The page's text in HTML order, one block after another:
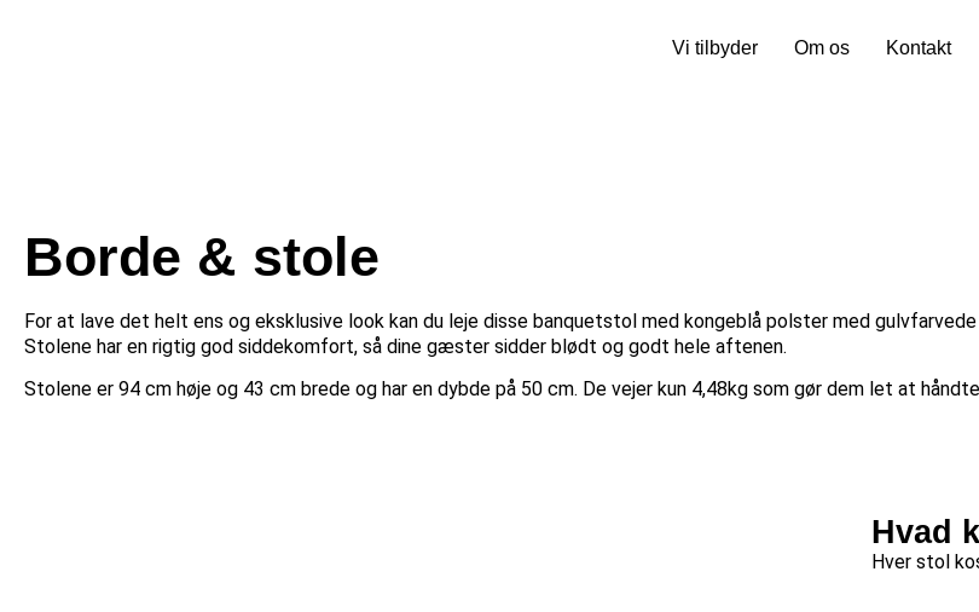
Vi tilbyder Om os Kontakt
Borde & stole
For at lave det helt ens og eksklusive look kan du leje disse banquetstol med kongeblå polster med
Stolene har en rigtig god siddekomfort, så dine gæster sidder blødt og godt hele aftenen.
Stolene er 94 cm høje og 43 cm brede og har en dybde på 50 cm. De vejer kun 4,48kg som gør dem let at
Hvad
Hver stol